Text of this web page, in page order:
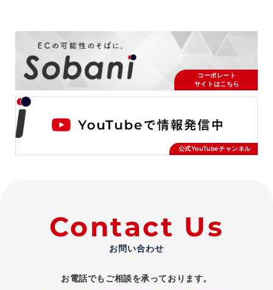
コーポレート
サイトはこちら
公式YouTubeチャンネル
Contact Us
お問い合わせ
お電話でもご相談を承っております。